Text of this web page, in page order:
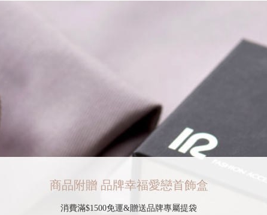
商品附贈 品牌幸福愛戀首飾盒
消費滿$1500免運&贈送品牌專屬提袋